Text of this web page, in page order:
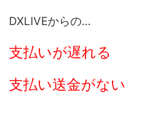
DXLIVEからの…
支払いが遅れる
支払い送金がない